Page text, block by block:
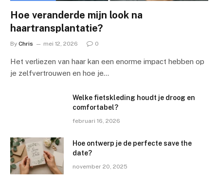
Hoe veranderde mijn look na
haartransplantatie?
By Chris mei 12, 2026 0
Het verliezen van haar kan een enorme impact hebben op
je zelfvertrouwen en hoe je…
Welke fietskleding houdt je droog en
comfortabel?
februari 16, 2026
Hoe ontwerp je de perfecte save the
date?
november 20, 2025